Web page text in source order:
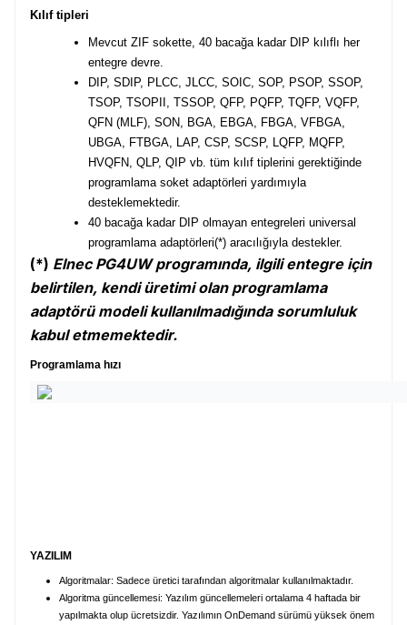
Kılıf tipleri
Mevcut ZIF sokette, 40 bacağa kadar DIP kılıflı her
entegre devre.
DIP, SDIP, PLCC, JLCC, SOIC, SOP, PSOP, SSOP,
TSOP, TSOPII, TSSOP, QFP, PQFP, TQFP, VQFP,
QFN (MLF), SON, BGA, EBGA, FBGA, VFBGA,
UBGA, FTBGA, LAP, CSP, SCSP, LQFP, MQFP,
HVQFN, QLP, QIP vb. tüm kılıf tiplerini gerektiğinde
programlama soket adaptörleri yardımıyla
desteklemektedir.
40 bacağa kadar DIP olmayan entegreleri universal
programlama adaptörleri(*) aracılığıyla destekler.
(*) Elnec PG4UW programında, ilgili entegre için
belirtilen, kendi üretimi olan programlama
adaptörü modeli kullanılmadığında sorumluluk
kabul etmemektedir.
Programlama hızı
YAZILIM
Algoritmalar: Sadece üretici tarafından algoritmalar kullanılmaktadır.
Algoritma güncellemesi: Yazılım güncellemeleri ortalama 4 haftada bir
yapılmakta olup ücretsizdir. Yazılımın OnDemand sürümü yüksek önem